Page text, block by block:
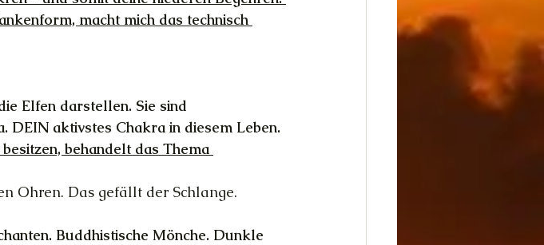
macht mich das technisch
Elfen darstellen. Sie sind
aktivstes Chakra in diesem Leben.
behandelt das Thema
Ohren. Das gefällt der Schlange.
Buddhistische Mönche. Dunkle